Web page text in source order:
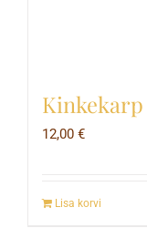
Kinkekarp
12,00 €
Lisa korvi